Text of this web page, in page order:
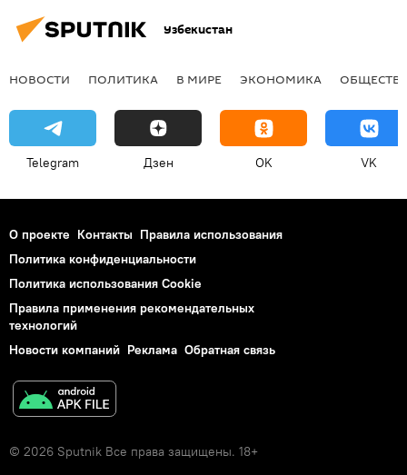
Узбекистан
НОВОСТИ ПОЛИТИКА В МИРЕ ЭКОНОМИКА
Telegram Дзен OK VK
О проекте Контакты Правила использования
Политика конфиденциальности
Политика использования Cookie
Правила применения рекомендательных
технологий
Новости компаний Реклама Обратная связь
© 2026 Sputnik Все права защищены. 18+